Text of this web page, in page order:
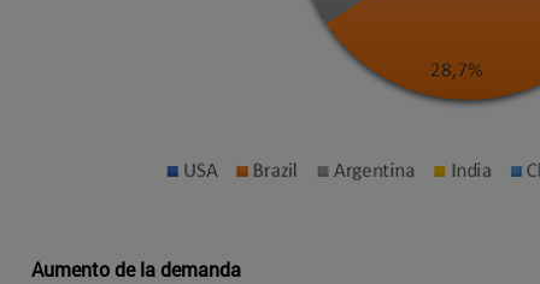
Aumento de la demanda